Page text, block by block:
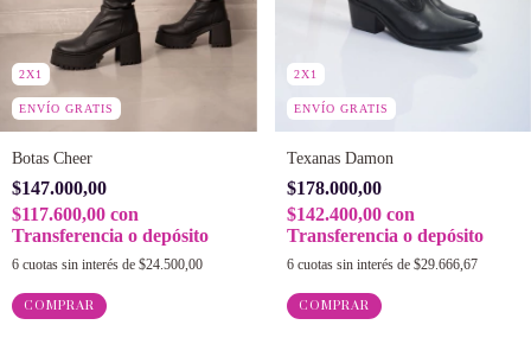
2X1
ENVÍO GRATIS
Botas Cheer
$147.000,00
$117.600,00 con
Transferencia o depósito
6 cuotas sin interés de $24.500,00
COMPRAR
2X1
ENVÍO GRATIS
Texanas Damon
$178.000,00
$142.400,00 con
Transferencia o depósito
6 cuotas sin interés de $29.666,67
COMPRAR